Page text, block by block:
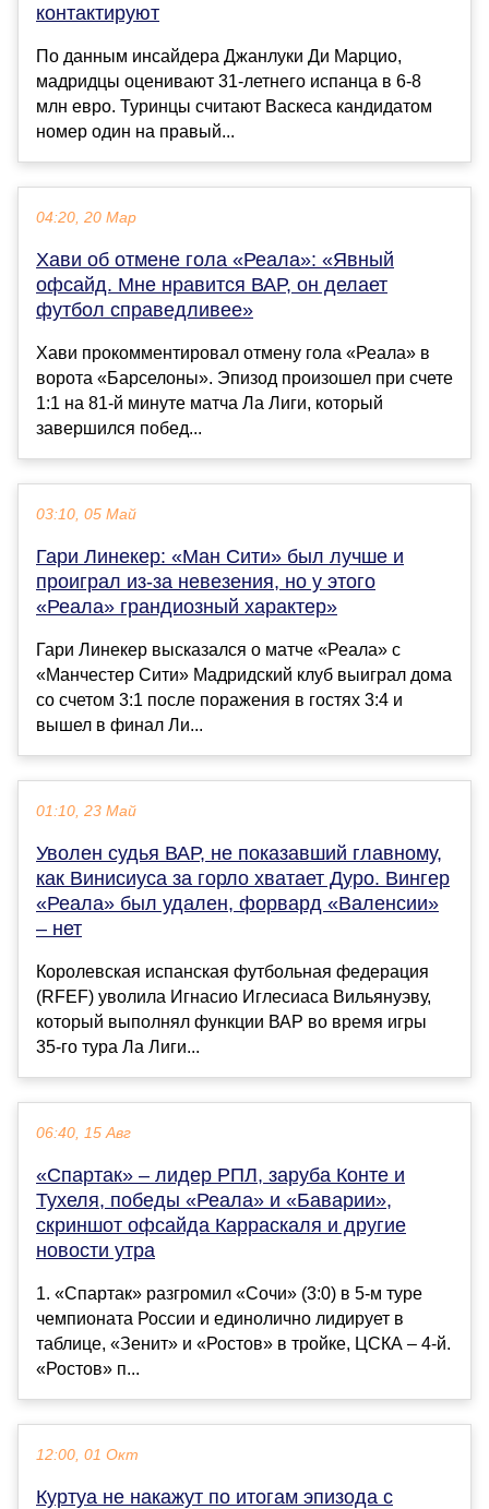
контактируют
По данным инсайдера Джанлуки Ди Марцио,
мадридцы оценивают 31-летнего испанца в 6-8
млн евро. Туринцы считают Васкеса кандидатом
номер один на правый...
04:20, 20 Мар
Хави об отмене гола «Реала»: «Явный
офсайд. Мне нравится ВАР, он делает
футбол справедливее»
Хави прокомментировал отмену гола «Реала» в
ворота «Барселоны». Эпизод произошел при счете
1:1 на 81-й минуте матча Ла Лиги, который
завершился побед...
03:10, 05 Май
Гари Линекер: «Ман Сити» был лучше и
проиграл из-за невезения, но у этого
«Реала» грандиозный характер»
Гари Линекер высказался о матче «Реала» с
«Манчестер Сити» Мадридский клуб выиграл дома
со счетом 3:1 после поражения в гостях 3:4 и
вышел в финал Ли...
01:10, 23 Май
Уволен судья ВАР, не показавший главному,
как Винисиуса за горло хватает Дуро. Вингер
«Реала» был удален, форвард «Валенсии»
– нет
Королевская испанская футбольная федерация
(RFEF) уволила Игнасио Иглесиаса Вильянуэву,
который выполнял функции ВАР во время игры
35-го тура Ла Лиги...
06:40, 15 Авг
«Спартак» – лидер РПЛ, заруба Конте и
Тухеля, победы «Реала» и «Баварии»,
скриншот офсайда Карраскаля и другие
новости утра
1. «Спартак» разгромил «Сочи» (3:0) в 5-м туре
чемпионата России и единолично лидирует в
таблице, «Зенит» и «Ростов» в тройке, ЦСКА – 4-й.
«Ростов» п...
12:00, 01 Окт
Куртуа не накажут по итогам эпизода с